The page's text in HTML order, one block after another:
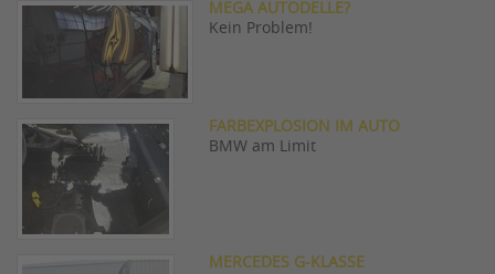
MEGA AUTODELLE?
Kein Problem!
FARBEXPLOSION IM AUTO
BMW am Limit
MERCEDES G-KLASSE